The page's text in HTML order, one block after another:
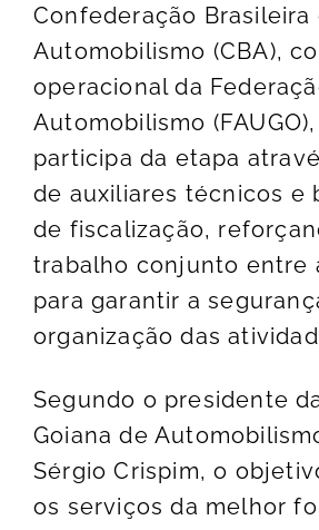
Confederação Brasileira
Automobilismo (CBA),
operacional da
Automobilismo
participa da etapa
de auxiliares técnicos e
de fiscalização,
trabalho conjunto entre
para garantir a
organização das
Segundo o presidente
Goiana de
Sérgio Crispim, o
os serviços da melhor